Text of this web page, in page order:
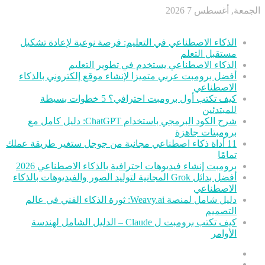
الجمعة, أغسطس 7 2026
الذكاء الاصطناعي في التعليم: فرصة نوعية لإعادة تشكيل
مستقبل التعلم
الذكاء الاصطناعي يستخدم في تطوير التعليم
أفضل برومبت عربي متميزا لإنشاء موقع إلكتروني بالذكاء
الاصطناعي
كيف تكتب أول برومبت احترافي؟ 5 خطوات بسيطة
للمبتدئين
شرح الكود البرمجي باستخدام ChatGPT: دليل كامل مع
برومبتات جاهزة
11 أداة ذكاء اصطناعي مجانية من جوجل ستغير طريقة عملك
تمامًا
برومبت إنشاء فيديوهات احترافية بالذكاء الاصطناعي 2026
أفضل بدائل Grok المجانية لتوليد الصور والفيديوهات بالذكاء
الاصطناعي
دليل شامل لمنصة Weavy.ai: ثورة الذكاء الفني في عالم
التصميم
كيف تكتب برومبت ل Claude – الدليل الشامل لهندسة
الأوامر